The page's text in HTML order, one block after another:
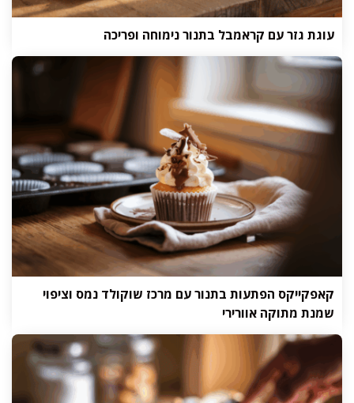
עוגת גזר עם קראמבל בתנור נימוחה ופריכה
קאפקייקס הפתעות בתנור עם מרכז שוקולד נמס וציפוי
שמנת מתוקה אוורירי